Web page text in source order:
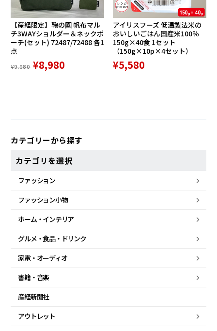
カテゴリーから探す
カテゴリを選択
ファッション
ファッション小物
ホーム・ インテリア
グルメ・食品・ ドリンク
家電・ オーディオ
書籍・音楽
産経新聞社
アウトレット
【産経限定】鞄の國 帆布マル
チ3WAYショルダー＆ネックポ
ーチ(セット) 72487/72488 各1
点
¥9,980 ¥8,980
アイリスフーズ 低温製法米の
おいしいごはん国産米100％
150g×40食 1セット
（150g×10p×4セット）
¥5,580